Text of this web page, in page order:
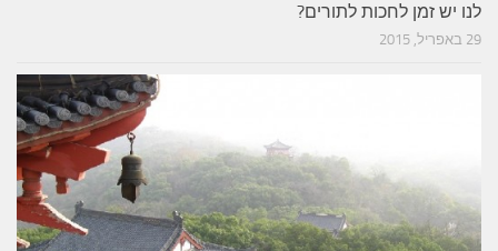
לנו יש זמן לחכות לתורים?
29 באפריל, 2015